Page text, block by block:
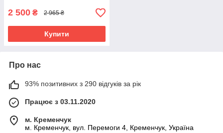
2 500 ₴ 2 965 ₴
Купити
Про нас
93% позитивних з 290 відгуків за рік
Працює з 03.11.2020
м. Кременчук
м. Кременчук, вул. Перемоги 4, Кременчук, Україна